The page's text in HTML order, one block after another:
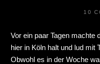
10
Vor ein paar Tagen machte
hier in Köln halt und lud mit
Obwohl es in der Woche